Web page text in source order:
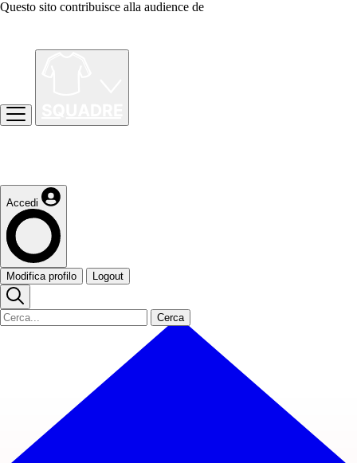
Questo sito contribuisce alla audience de
Accedi
Modifica profilo Logout
Cerca